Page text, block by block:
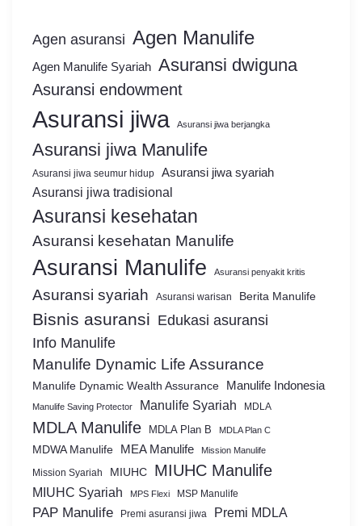
Agen asuransi Agen Manulife
Agen Manulife Syariah Asuransi dwiguna
Asuransi endowment
Asuransi jiwa Asuransi jiwa berjangka
Asuransi jiwa Manulife
Asuransi jiwa seumur hidup Asuransi jiwa syariah
Asuransi jiwa tradisional
Asuransi kesehatan
Asuransi kesehatan Manulife
Asuransi Manulife Asuransi penyakit kritis
Asuransi syariah Asuransi warisan Berita Manulife
Bisnis asuransi Edukasi asuransi
Info Manulife
Manulife Dynamic Life Assurance
Manulife Dynamic Wealth Assurance Manulife Indonesia
Manulife Saving Protector Manulife Syariah MDLA
MDLA Manulife MDLA Plan B MDLA Plan C
MDWA Manulife MEA Manulife Mission Manulife
Mission Syariah MIUHC MIUHC Manulife
MIUHC Syariah MPS Flexi MSP Manulife
PAP Manulife Premi asuransi jiwa Premi MDLA